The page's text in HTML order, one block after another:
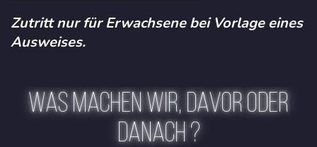
Zutritt nur für Erwachsene bei Vorlage eines
Ausweises.
WAS MACHEN WIR, DAVOR ODER
DANACH ?